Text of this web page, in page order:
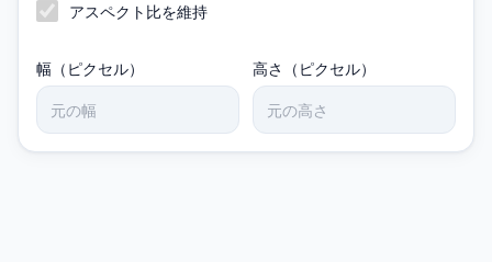
アスペクト比を維持
幅（ピクセル） 高さ（ピクセル）